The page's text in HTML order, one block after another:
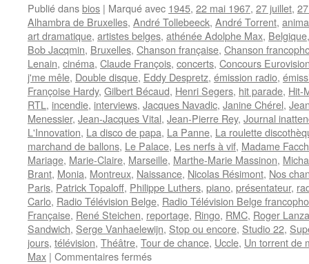
Publié dansbios | Marqué avec 1945, 22 mai 1967, 27 juillet,
Alhambra de Bruxelles, André Tollebeeck, André Torrent,
art dramatique, artistes belges, athénée Adolphe Max, Belgique
Bob Jacqmin, Bruxelles, Chanson française, Chanson
Lenain, cinéma, Claude François, concerts, Concours
j'me mêle, Double disque, Eddy Despretz, émission radio,
Françoise Hardy, Gilbert Bécaud, Henri Segers, hit parade, Hit-
RTL , incendie, interviews, Jacques Navadic, Janine Chérel,
Menessier, Jean-Jacques Vital, Jean-Pierre Rey, Journal
L'Innovation, La disco de papa, La Panne, La roulette
marchand de ballons, Le Palace, Les nerfs à vif, Madame
Mariage, Marie-Claire, Marseille, Marthe-Marie Massinon,
Brant, Monia, Montreux, Naissance, Nicolas Résimont, Nos
Paris, Patrick Topaloff, Philippe Luthers, piano, présentateur,
Carlo, Radio Télévision Belge, Radio Télévision Belge
Française, René Steichen, reportage, Ringo, RMC, Roger
Sandwich, Serge Vanhaelewijn, Stop ou encore, Studio 22,
jours, télévision, Théâtre, Tour de chance, Uccle, Un torrent de
Max | Commentaires ferméssur